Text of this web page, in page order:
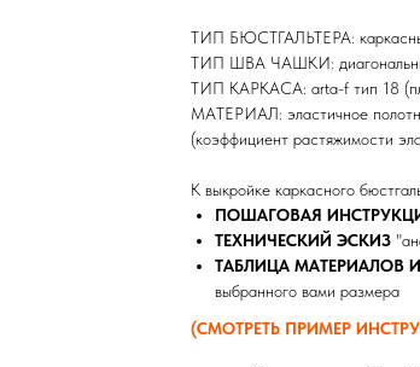
ТИП БЮСТГАЛЬТЕРА:
ТИП ШВА ЧАШКИ:
ТИП КАРКАСА: arta-f тип 18
МАТЕРИАЛ: эластичное
(коэффициент растяжимости
К выкройке каркасного
ПОШАГОВАЯ
ТЕХНИЧЕСКИЙ ЭСКИЗ
ТАБЛИЦА МАТЕРИАЛОВ
выбранного вами размера
(СМОТРЕТЬ ПРИМЕР